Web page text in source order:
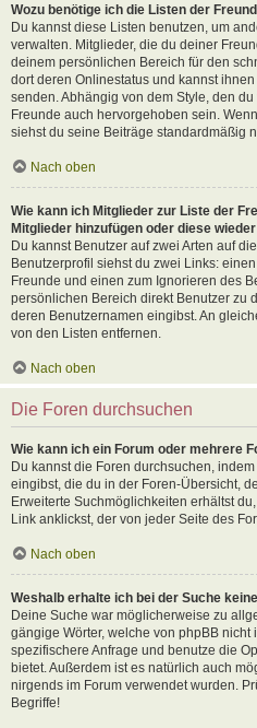
Wozu benötige ich die Listen der
Du kannst diese Listen benutzen, um
verwalten. Mitglieder, die du deiner
deinem persönlichen Bereich für den
dort deren Onlinestatus und kannst
senden. Abhängig von dem Style, den
Freunde auch hervorgehoben sein.
siehst du seine Beiträge standardmäßig
Nach oben
Wie kann ich Mitglieder zur Liste der
Mitglieder hinzufügen oder diese
Du kannst Benutzer auf zwei Arten auf
Benutzerprofil siehst du zwei Links:
Freunde und einen zum Ignorieren des
persönlichen Bereich direkt Benutzer zu
deren Benutzernamen eingibst. An
von den Listen entfernen.
Nach oben
Die Foren durchsuchen
Wie kann ich ein Forum oder mehrere
Du kannst die Foren durchsuchen,
eingibst, die du in der Foren-Übersicht,
Erweiterte Suchmöglichkeiten erhältst
Link anklickst, der von jeder Seite des
Nach oben
Weshalb erhalte ich bei der Suche
Deine Suche war möglicherweise zu
gängige Wörter, welche von phpBB
spezifischere Anfrage und benutze die
bietet. Außerdem ist es natürlich auch
nirgends im Forum verwendet wurden.
Begriffe!